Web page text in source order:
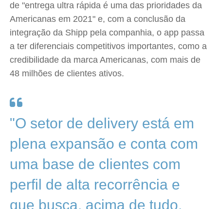
de "entrega ultra rápida é uma das prioridades da
Americanas em 2021" e, com a conclusão da
integração da Shipp pela companhia, o app passa
a ter diferenciais competitivos importantes, como a
credibilidade da marca Americanas, com mais de
48 milhões de clientes ativos.
"O setor de delivery está em
plena expansão e conta com
uma base de clientes com
perfil de alta recorrência e
que busca, acima de tudo,